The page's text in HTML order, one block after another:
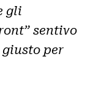
gli
sentivo
per